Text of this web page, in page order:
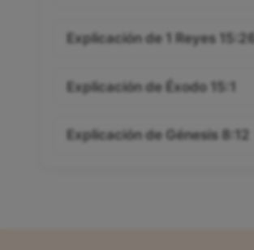
Explicación de 1 Reyes 15:26
Explicación de Éxodo 15:1
Explicación de Génesis 8:12